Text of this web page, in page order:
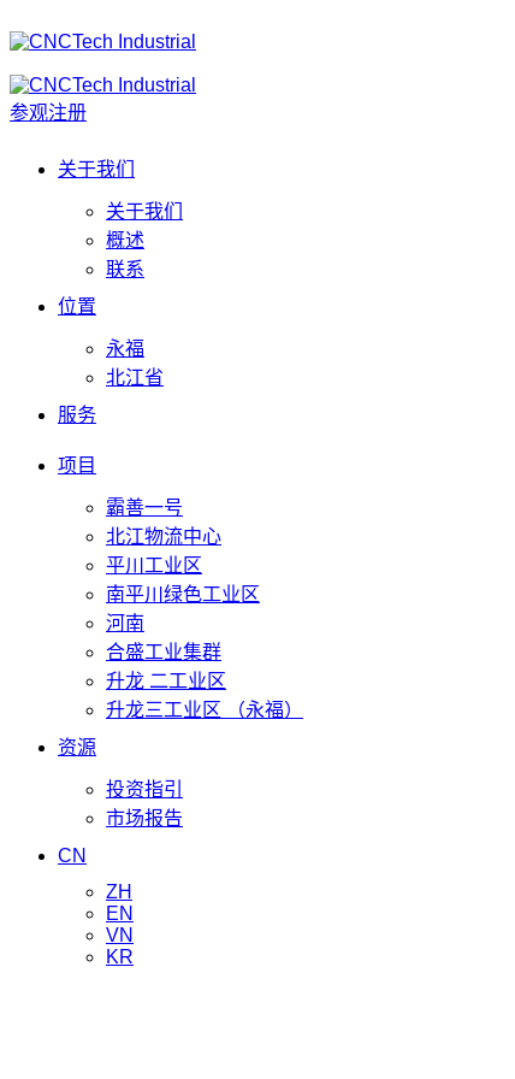
参观注册
关于我们
关于我们
概述
联系
位置
永福
北江省
服务
项目
霸善一号
北江物流中心
平川工业区
南平川绿色工业区
河南
合盛工业集群
升龙 二工业区
升龙三工业区 （永福）
资源
投资指引
市场报告
CN
ZH
EN
VN
KR